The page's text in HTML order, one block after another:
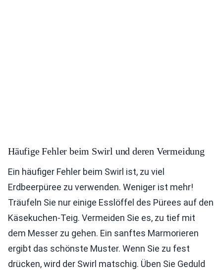
Häufige Fehler beim Swirl und deren Vermeidung
Ein häufiger Fehler beim Swirl ist, zu viel
Erdbeerpüree zu verwenden. Weniger ist mehr!
Träufeln Sie nur einige Esslöffel des Pürees auf den
Käsekuchen-Teig. Vermeiden Sie es, zu tief mit
dem Messer zu gehen. Ein sanftes Marmorieren
ergibt das schönste Muster. Wenn Sie zu fest
drücken, wird der Swirl matschig. Üben Sie Geduld